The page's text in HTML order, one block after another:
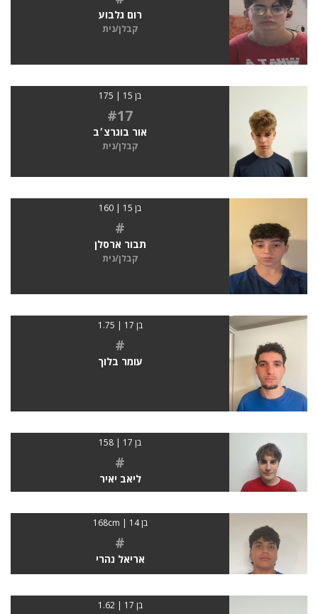
רום גלבוע
קבלן/נית
בן 15 | 175
#17
אור בוגרצ׳ב
קבלן/נית
בן 15 | 160
#
תבור ארסלן
קבלן/נית
בן 17 | 1.75
#
עומר בלוך
בן 17 | 158
#
ליאב יאיר
בן 14 | 168cm
#
אריאל נהרי
בן 17 | 1.62